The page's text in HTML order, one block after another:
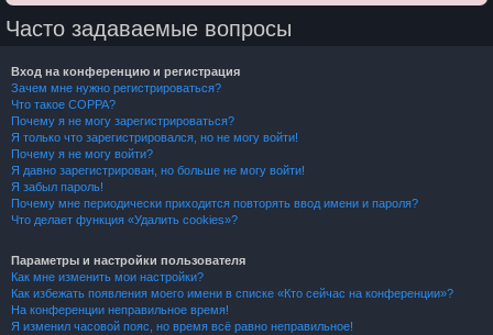
Часто задаваемые вопросы
Вход на конференцию и регистрация
Зачем мне нужно регистрироваться?
Что такое COPPA?
Почему я не могу зарегистрироваться?
Я только что зарегистрировался, но не могу войти!
Почему я не могу войти?
Я давно зарегистрирован, но больше не могу войти!
Я забыл пароль!
Почему мне периодически приходится повторять ввод имени и пароля?
Что делает функция «Удалить cookies»?
Параметры и настройки пользователя
Как мне изменить мои настройки?
Как избежать появления моего имени в списке «Кто сейчас на конференции»?
На конференции неправильное время!
Я изменил часовой пояс, но время всё равно неправильное!